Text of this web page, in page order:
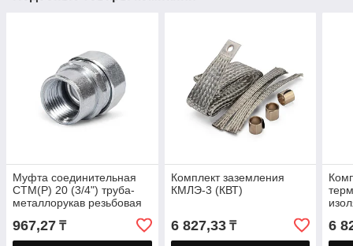
Муфта соединительная
СТМ(Р) 20 (3/4") труба-
металлорукав резьбовая
967,27 ₸
Комплект заземления
КМЛЭ-3 (КВТ)
6 827,33₸ 6